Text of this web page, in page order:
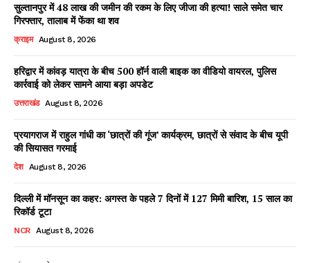
Facebook
X WhatsApp
Read Latest News on AIN
सुल्तानपुर में 48 लाख की जमीन की रकम के लिए जीजा की हत्या! साले समेत चार
गिरफ्तार, तालाब में फेंका था शव
क्राइम August 8, 2026
हरिद्वार में कांवड़ यात्रा के बीच 500 हॉर्न वाली बाइक का वीडियो वायरल, पुलिस
कार्रवाई को लेकर सामने आया बड़ा अपडेट
उत्तराखंड August 8, 2026
प्रयागराज में राहुल गांधी का ‘छात्रों की गूंज’ कार्यक्रम, छात्रों से संवाद के बीच यूपी
की सियासत गरमाई
देश August 8, 2026
दिल्ली में मॉनसून का कहर: अगस्त के पहले 7 दिनों में 127 मिमी बारिश, 15 साल का
रिकॉर्ड टूटा
NCR August 8, 2026